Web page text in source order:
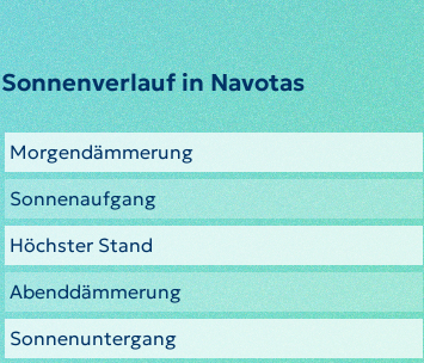
Sonnenverlauf in Navotas
Morgendämmerung
Sonnenaufgang
Höchster Stand
Abenddämmerung
Sonnenuntergang